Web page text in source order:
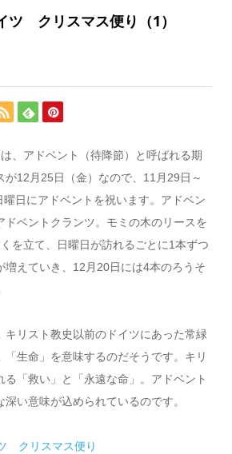
ツ クリスマス便り（1）
、アドベント（待降節）と呼ばれる期
が12月25日（金）なので、11月29日～
日にアドベントを祝います。アドベン
ドベントクランツ。モミの木のリースを
を立て、日曜日が訪れるごとに1本ずつ
増えていき、12月20日には4本のろうそ
キリスト教史以前のドイツにあった常緑
「生命」を意味するのだそうです。キリ
る「救い」と「永遠な命」。アドベント
い意味が込められているのです。